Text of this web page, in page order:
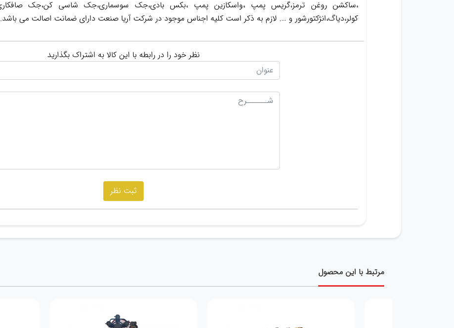
کولر،دیاگ،انژکتورشور و …. لازم به ذکر است کلیه اجناس موجود در شرکت آریا صنعت دارای ضمانت اصالت می باشد.
نظر خود را در رابطه با این کالا به اشتراک بگذارید
مرتبط با این محصول